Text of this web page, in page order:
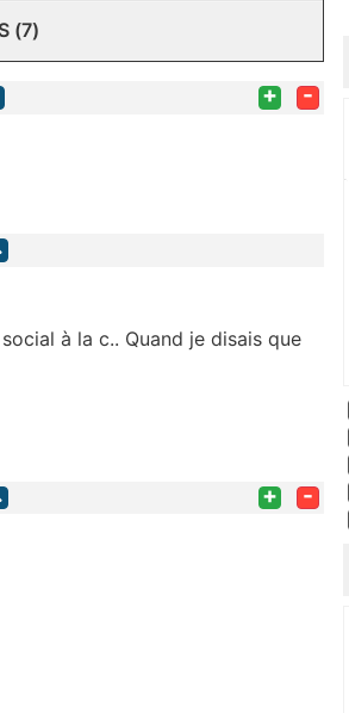
(7)
+ -
à la c.. Quand je disais que
+ -